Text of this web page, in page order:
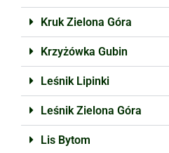
Kruk Zielona Góra
Krzyżówka Gubin
Leśnik Lipinki
Leśnik Zielona Góra
Lis Bytom